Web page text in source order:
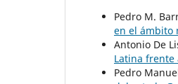
Pedro M.
en el ámbito
Antonio De
Latina frente
Pedro